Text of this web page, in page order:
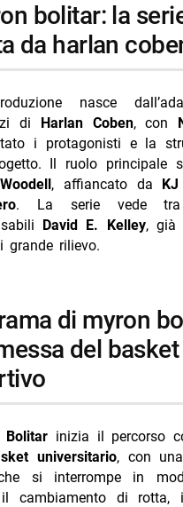
Leotta in vacanza a Villa
da harlan
nasce
di Harlan Coben, con
i protagonisti e la
Il ruolo principale
, affiancato da
. La serie vede
David E. Kelley, già
grande rilievo.
del
Bolitar inizia il percorso
universitario, con
si interrompe in
cambiamento di rotta,